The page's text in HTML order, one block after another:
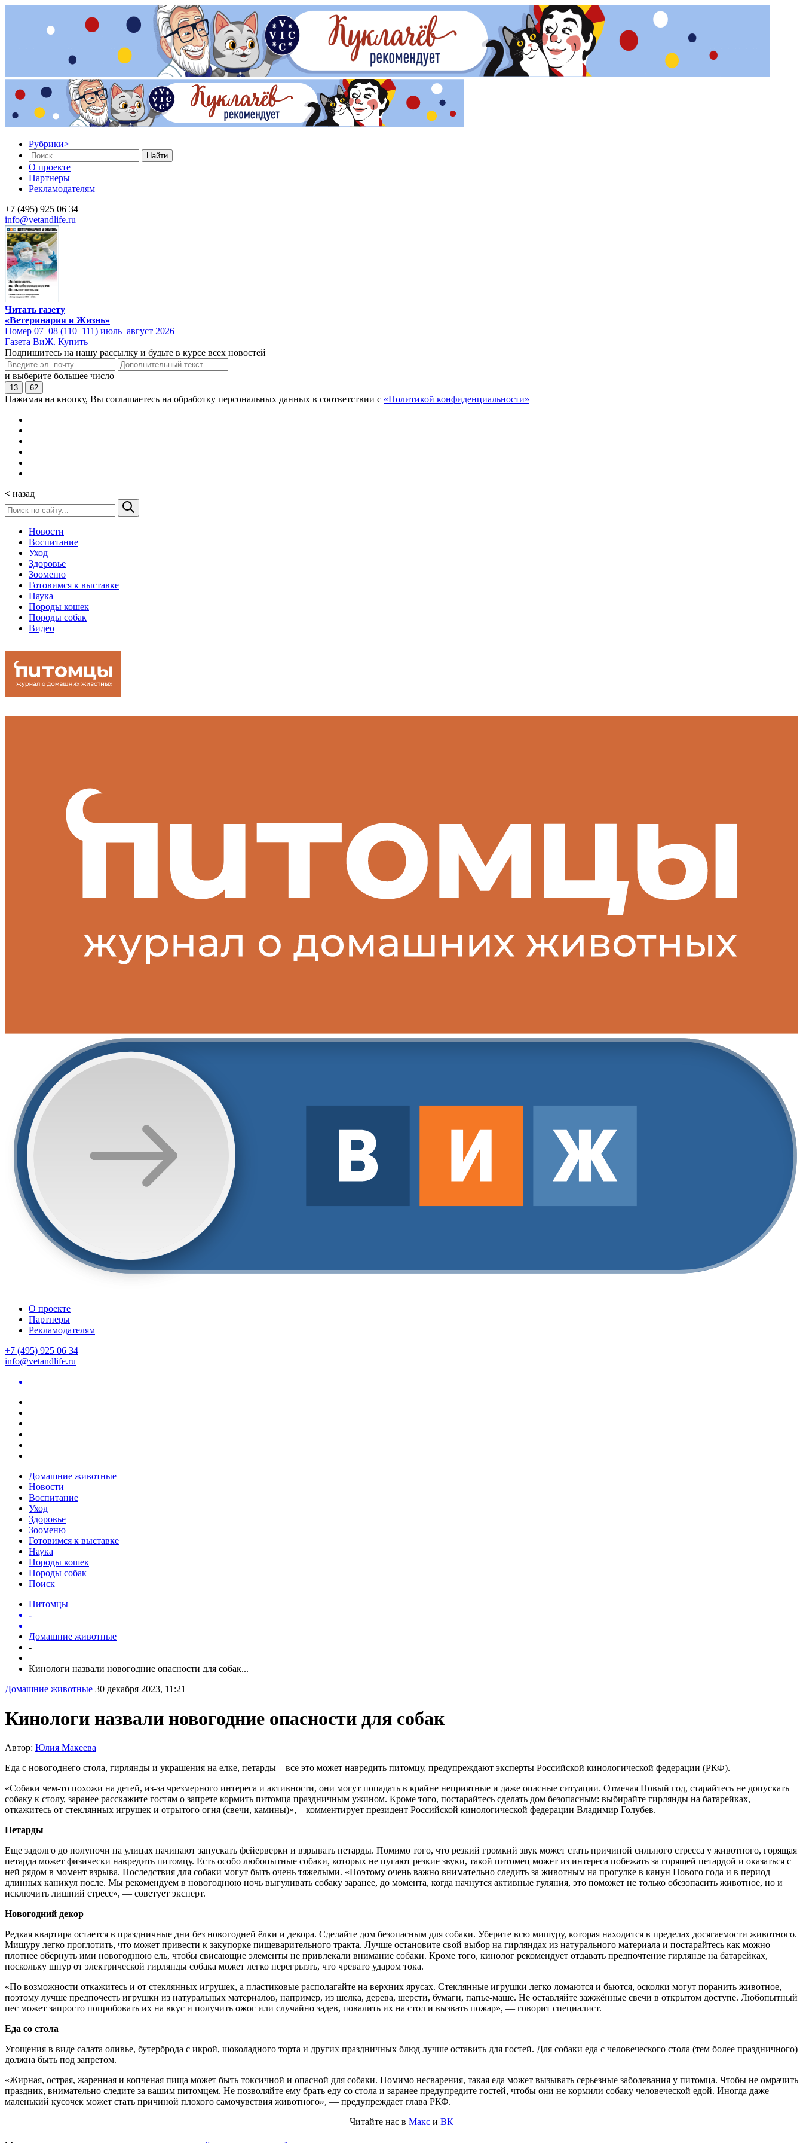
Рубрики>
Найти
О проекте
Партнеры
Рекламодателям
+7 (495) 925 06 34
info@vetandlife.ru
Читать газету
«Ветеринария и Жизнь»
Номер 07–08 (110–111) июль–август 2026
Газета ВиЖ. Купить
Подпишитесь на нашу рассылку и будьте в курсе всех новостей
и выберите большее число
13 62
Нажимая на кнопку, Вы соглашаетесь на обработку персональных данных в соответствии с «Политикой конфиденциальности»
< назад
Новости
Воспитание
Уход
Здоровье
Зооменю
Готовимся к выставке
Наука
Породы кошек
Породы собак
Видео
О проекте
Партнеры
Рекламодателям
+7 (495) 925 06 34
info@vetandlife.ru
Домашние животные
Новости
Воспитание
Уход
Здоровье
Зооменю
Готовимся к выставке
Наука
Породы кошек
Породы собак
Поиск
Питомцы
-
Домашние животные
-
Кинологи назвали новогодние опасности для собак...
Домашние животные 30 декабря 2023, 11:21
Кинологи назвали новогодние опасности для собак
Автор: Юлия Макеева
Еда с новогоднего стола, гирлянды и украшения на елке, петарды – все это может навредить питомцу, предупреждают эксперты Российской кинологической федерации (РКФ).
«Собаки чем-то похожи на детей, из-за чрезмерного интереса и активности, они могут попадать в крайне неприятные и даже опасные ситуации. Отмечая Новый год, старайтесь не допускать
собаку к столу, заранее расскажите гостям о запрете кормить питомца праздничным ужином. Кроме того, постарайтесь сделать дом безопасным: выбирайте гирлянды на батарейках,
откажитесь от стеклянных игрушек и отрытого огня (свечи, камины)», – комментирует президент Российской кинологической федерации Владимир Голубев.
Петарды
Еще задолго до полуночи на улицах начинают запускать фейерверки и взрывать петарды. Помимо того, что резкий громкий звук может стать причиной сильного стресса у животного, горящая
петарда может физически навредить питомцу. Есть особо любопытные собаки, которых не пугают резкие звуки, такой питомец может из интереса побежать за горящей петардой и оказаться с
ней рядом в момент взрыва. Последствия для собаки могут быть очень тяжелыми. «Поэтому очень важно внимательно следить за животным на прогулке в канун Нового года и в период
длинных каникул после. Мы рекомендуем в новогоднюю ночь выгуливать собаку заранее, до момента, когда начнутся активные гуляния, это поможет не только обезопасить животное, но и
исключить лишний стресс», — советует эксперт.
Новогодний декор
Редкая квартира остается в праздничные дни без новогодней ёлки и декора. Сделайте дом безопасным для собаки. Уберите всю мишуру, которая находится в пределах досягаемости животного.
Мишуру легко проглотить, что может привести к закупорке пищеварительного тракта. Лучше остановите свой выбор на гирляндах из натурального материала и постарайтесь как можно
плотнее обернуть ими новогоднюю ель, чтобы свисающие элементы не привлекали внимание собаки. Кроме того, кинолог рекомендует отдавать предпочтение гирлянде на батарейках,
поскольку шнур от электрической гирлянды собака может легко перегрызть, что чревато ударом тока.
«По возможности откажитесь и от стеклянных игрушек, а пластиковые располагайте на верхних ярусах. Стеклянные игрушки легко ломаются и бьются, осколки могут поранить животное,
поэтому лучше предпочесть игрушки из натуральных материалов, например, из шелка, дерева, шерсти, бумаги, папье-маше. Не оставляйте зажжённые свечи в открытом доступе. Любопытный
пес может запросто попробовать их на вкус и получить ожог или случайно задев, повалить их на стол и вызвать пожар», — говорит специалист.
Еда со стола
Угощения в виде салата оливье, бутерброда с икрой, шоколадного торта и других праздничных блюд лучше оставить для гостей. Для собаки еда с человеческого стола (тем более праздничного)
должна быть под запретом.
«Жирная, острая, жаренная и копченая пища может быть токсичной и опасной для собаки. Помимо несварения, такая еда может вызывать серьезные заболевания у питомца. Чтобы не омрачить
праздник, внимательно следите за вашим питомцем. Не позволяйте ему брать еду со стола и заранее предупредите гостей, чтобы они не кормили собаку человеческой едой. Иногда даже
маленький кусочек может стать причиной плохого самочувствия животного», — предупреждает глава РКФ.
Читайте нас в Макс и ВК